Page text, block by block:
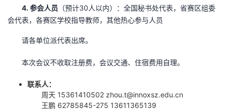
藏
4. 参会人员 （预计30人以内）：全国秘书处代表，省赛区组委
会代表，各赛区学校指导教师，其他热心参与人员
请各单位派代表出席。
本次会议不收取注册费，会议交通、住宿费用自理。
联系人：
周天 15361410502 zhou.t@innoxsz.edu.cn
王鹏 62785845-275 13611365139